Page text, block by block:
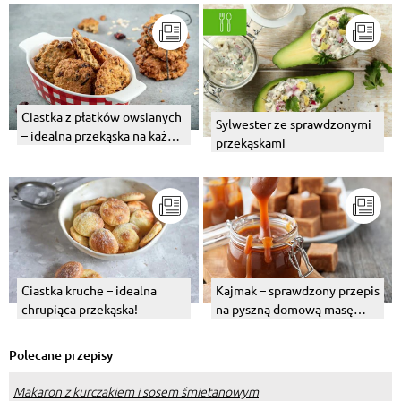
Ciastka z płatków owsianych
– idealna przekąska na każdą
Sylwester ze sprawdzonymi
przekąskami
Ciastka kruche – idealna
chrupiąca przekąska!
Kajmak – sprawdzony przepis
na pyszną domową masę
Polecane przepisy
Makaron z kurczakiem i sosem śmietanowym